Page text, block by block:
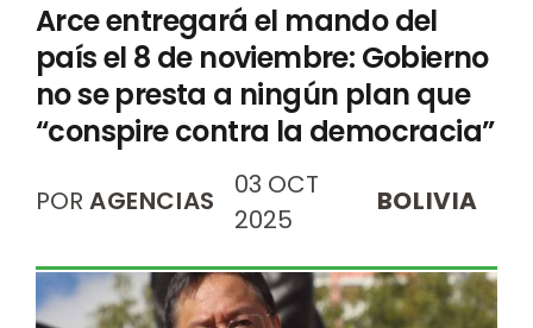
Arce entregará el mando del
país el 8 de noviembre: Gobierno
no se presta a ningún plan que
“conspire contra la democracia”
POR AGENCIAS
03 OCT
2025
BOLIVIA